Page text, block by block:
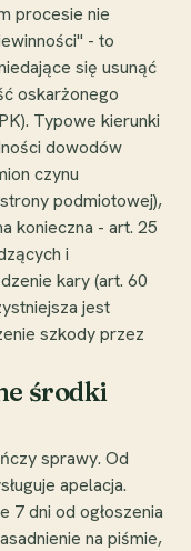
procesie nie
- to
się usunąć
oskarżonego
Typowe kierunki
dowodów
czynu
podmiotowej),
konieczna - art. 25
i
kary (art. 60
jest
szkody przez
środki
sprawy. Od
apelacja.
7 dni od ogłoszenia
na piśmie,